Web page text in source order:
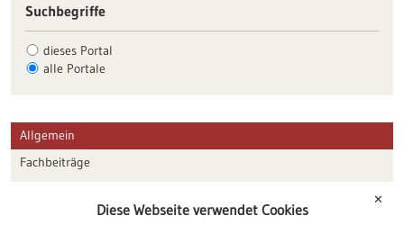
Suchbegriffe
dieses Portal
alle Portale
Allgemein
Fachbeiträge
Veranstaltungen
✕
Diese Webseite verwendet Cookies